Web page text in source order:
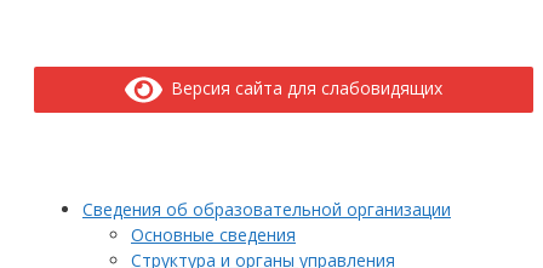
Версия сайта для слабовидящих
Сведения об образовательной организации
Основные сведения
Структура и органы управления